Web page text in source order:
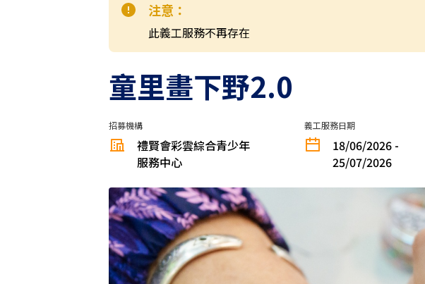
注意：
此義工服務不再存在
童里畫下野2.0
招募機構
禮賢會彩雲綜合青少年
服務中心
義工服務日期
18/06/2026 -
25/07/2026